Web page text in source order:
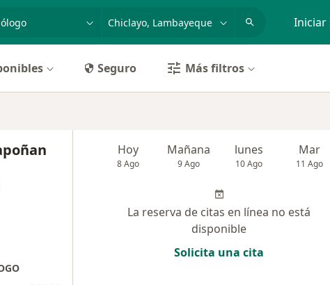
enfermedad o nombre Iniciar
Seguro Más filtros
Hoy
8 Ago
Mañana
9 Ago
lunes
10 Ago
Mar
11 Ago
La reserva de citas en línea no está
disponible
Solicita una cita